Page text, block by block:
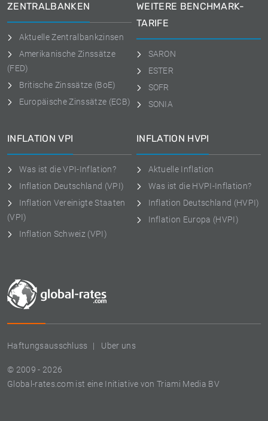
Haftungsausschluss Uber uns
© 2009 - 2026
Global-rates.com ist eine Initiative von Triami Media BV
ZENTRALBANKEN
Aktuelle Zentralbankzinsen
Amerikanische Zinssätze
(FED)
Britische Zinssätze (BoE)
Europäische Zinssätze (ECB)
WEITERE BENCHMARK-
TARIFE
SARON
ESTER
SOFR
SONIA
INFLATION VPI
Was ist die VPI-Inflation?
Inflation Deutschland (VPI)
Inflation Vereinigte Staaten
(VPI)
Inflation Schweiz (VPI)
INFLATION HVPI
Aktuelle Inflation
Was ist die HVPI-Inflation?
Inflation Deutschland (HVPI)
Inflation Europa (HVPI)